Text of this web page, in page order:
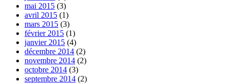
mai 2015 (3)
avril 2015 (1)
mars 2015 (3)
février 2015 (1)
janvier 2015 (4)
décembre 2014 (2)
novembre 2014 (2)
octobre 2014 (3)
septembre 2014 (2)